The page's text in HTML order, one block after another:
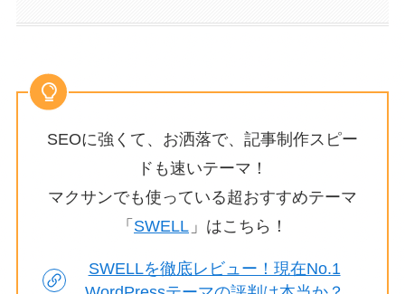
SEOに強くて、お洒落で、記事制作スピー
ドも速いテーマ！
マクサンでも使っている超おすすめテーマ
「 SWELL 」はこちら！
SWELLを徹底レビュー！現在No.1